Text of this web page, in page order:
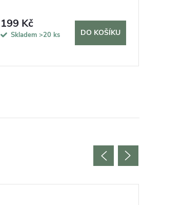
199 Kč
Skladem >20 ks DO KOŠÍKU